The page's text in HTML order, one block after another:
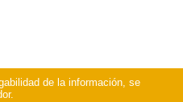
de la información, se